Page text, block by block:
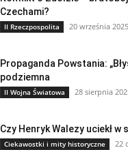
Czechami?
II Rzeczpospolita 20 września 2025
Propaganda Powstania:
podziemna
II Wojna Światowa 28 sierpnia
Czy Henryk Walezy uciekł w
Ciekawostki i mity historyczne 22